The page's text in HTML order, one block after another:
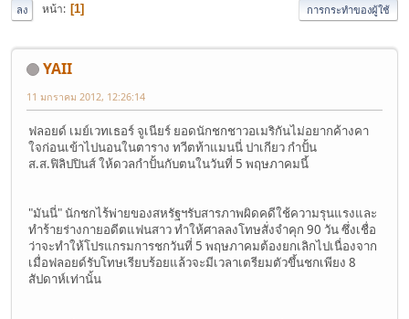
ลง หน้า 1 การกระทำของผู้ใช้
YAII
11 มกราคม 2012, 12:26:14
ฟลอยด์ เมย์เวทเธอร์ จูเนียร์ ยอดนักชกชาวอเมริกันไม่อยากค้างคา
ใจก่อนเข้าไปนอนในตาราง ทวีตท้าแมนนี่ ปาเกียว กำปั้น
ส.ส.ฟิลิปปินส์ ให้ดวลกำปั้นกับตนในวันที่ 5 พฤษภาคมนี้
"มันนี่" นักชกไร้พ่ายของสหรัฐฯรับสารภาพผิดคดีใช้ความรุนแรงและ
ทำร้ายร่างกายอดีตแฟนสาว ทำให้ศาลลงโทษสั่งจำคุก 90 วัน ซึ่งเชื่อ
ว่าจะทำให้โปรแกรมการชกวันที่ 5 พฤษภาคมต้องยกเลิกไปเนื่องจาก
เมื่อฟลอยด์รับโทษเรียบร้อยแล้วจะมีเวลาเตรียมตัวขึ้นชกเพียง 8
สัปดาห์เท่านั้น